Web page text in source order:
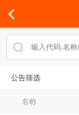
公告筛选
名称